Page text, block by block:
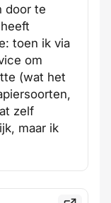
door te
toen ik via
om
(wat het
zelf
maar ik